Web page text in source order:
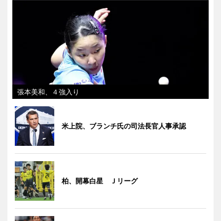
張本美和、４強入り
米上院、ブランチ氏の司法長官人事承認
柏、開幕白星 Ｊリーグ